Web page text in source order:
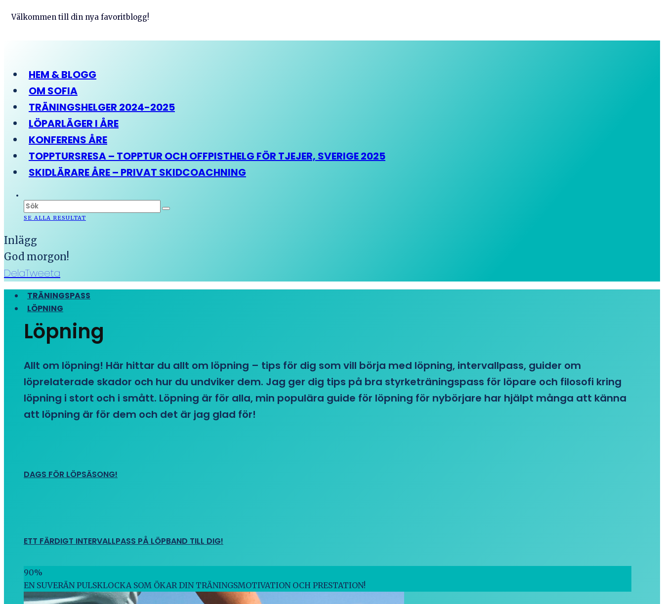
Välkommen till din nya favoritblogg!
HEM & BLOGG
OM SOFIA
TRÄNINGSHELGER 2024-2025
LÖPARLÄGER I ÅRE
KONFERENS ÅRE
TOPPTURSRESA – TOPPTUR OCH OFFPISTHELG FÖR TJEJER, SVERIGE 2025
SKIDLÄRARE ÅRE – PRIVAT SKIDCOACHNING
SE ALLA RESULTAT
Inlägg
God morgon!
DelaTweeta
TRÄNINGSPASS
LÖPNING
Löpning
Allt om löpning! Här hittar du allt om löpning – tips för dig som vill börja med löpning, intervallpass, guider om
löprelaterade skador och hur du undviker dem. Jag ger dig tips på bra styrketräningspass för löpare och filosofi kring
löpning i stort och i smått. Löpning är för alla, min populära guide för löpning för nybörjare har hjälpt många att känna
att löpning är för dem och det är jag glad för!
DAGS FÖR LÖPSÄSONG!
ETT FÄRDIGT INTERVALLPASS PÅ LÖPBAND TILL DIG!
90%
EN SUVERÄN PULSKLOCKA SOM ÖKAR DIN TRÄNINGSMOTIVATION OCH PRESTATION!